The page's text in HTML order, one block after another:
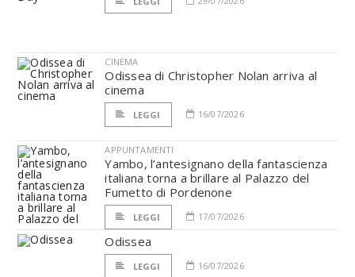
CINEMA
Odissea di Christopher Nolan arriva al
cinema
LEGGI 16/07/2026
APPUNTAMENTI
Yambo, l’antesignano della fantascienza
italiana torna a brillare al Palazzo del
Fumetto di Pordenone
LEGGI 17/07/2026
Odissea
LEGGI 16/07/2026